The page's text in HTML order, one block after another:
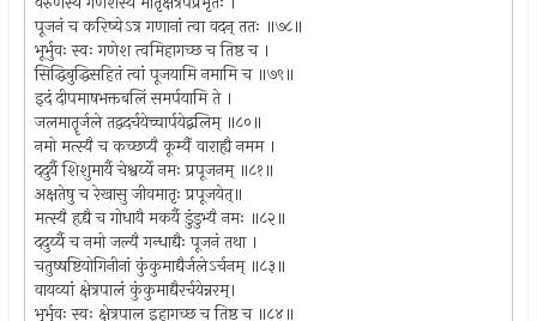
पूजनं च करिष्येऽत्र गणानां त्वा वदन् ततः ॥७८॥
भूर्भुवः स्वः गणेश त्वमिहागच्छ च तिष्ठ च ।
सिद्धिबुद्धिसहितं त्वां पूजयामि नमामि च ॥७९॥
इदं दीपमाषभक्तबलिं समर्पयामि ते ।
जलमातॄर्जले तद्वदर्चयेच्चार्पयेद्बलिम् ॥८०॥
नमो मत्स्यै च कच्छप्यै कूर्म्यैं वाराह्यै नमम ।
ददुर्यै शिशुमार्यै चेश्वर्य्ये नमः प्रपूजनम् ॥८१॥
अक्षतेषु च रेखासु जीवमातृः प्रपूजयेत्॥
मत्स्यै हृद्यै च गोधायै मकर्यै डुंडुभ्यै नमः ॥८२॥
ददुर्य्यै च नमो जल्यै गन्धाद्यैः पूजनं तथा ।
चतुष्षष्टियोगिनीनां कुंकुमाद्यैर्जलेऽर्चनम् ॥८३॥
वायव्यां क्षेत्रपालं कुंकुमाद्यैरर्चयेन्नरम्।
भूर्भुवः स्वः क्षेत्रपाल इहागच्छ च तिष्ठ च ॥८४॥